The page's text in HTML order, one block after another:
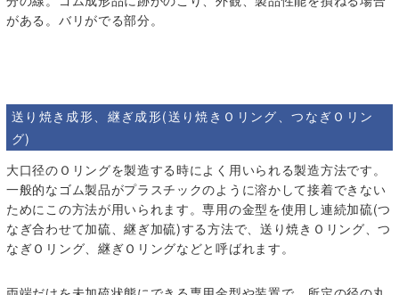
がある。バリがでる部分。
送り焼き成形、継ぎ成形(送り焼きＯリング、つなぎＯリン
グ)
大口径のＯリングを製造する時によく用いられる製造方法です。
一般的なゴム製品がプラスチックのように溶かして接着できない
ためにこの方法が用いられます。専用の金型を使用し連続加硫(つ
なぎ合わせて加硫、継ぎ加硫)する方法で、送り焼きＯリング、つ
なぎＯリング、継ぎＯリングなどと呼ばれます。